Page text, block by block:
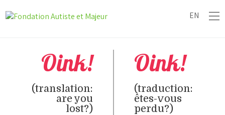
EN
Oink!
(translation:
are you
lost?)
Oink!
(traduction:
êtes-vous
perdu?)